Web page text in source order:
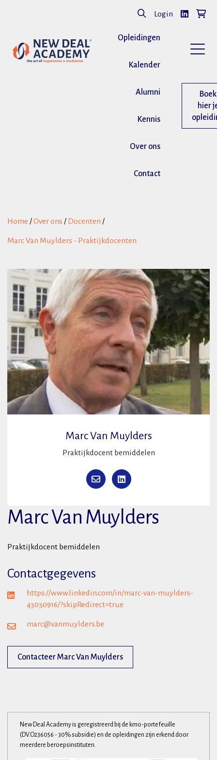
Login
Opleidingen
Kalender
Alumni
Kennis
Over ons
Contact
Boek
hier
Home /Over ons / Docenten /
Marc Van Muylders - Praktijkdocenten
Marc Van Muylders
Praktijkdocent bemiddelen
Marc Van Muylders
Praktijkdocent bemiddelen
Contactgegevens
https://www.linkedin.com/in/marc-van-muylders-
43030916/?skipRedirect=true
marc@vanmuylders.be
Contacteer Marc Van Muylders
New Deal Academy is geregistreerd bij de kmo-portefeuille
(DV.O236056 - 30% subsidie) en de opleidingen zijn erkend door
meerdere beroepsinstituten.